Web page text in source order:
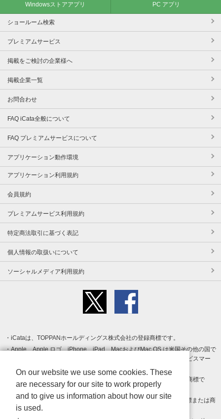
Windowsストアアプリ PC アプリ
ショールーム検索
プレミアムサービス
掲載をご検討の企業様へ
掲載企業一覧
お問合わせ
FAQ iCata全般について
FAQ プレミアムサービスについて
アプリケーション動作環境
アプリケーション利用規約
会員規約
プレミアムサービス利用規約
特定商法取引に基づく表記
個人情報の取扱いについて
ソーシャルメディア利用規約
iCataは、TOPPANホールディングス株式会社の登録商標です。
Apple、Apple ロゴ、iPhone、iPad、MacおよびMac OS は米国その他の国で
登録された Apple Inc. の商標です。App Store は Apple Inc. のサービスマー
クです。
Android、Google Play および Google Play ロゴ は Google LLC の商標で
す。
Windows は Microsoft Inc.の米国およびその他の国における登録商標または商
標です。
On our website we use some cookies. These
are necessary for our site to work properly
and to give us information about how our site
is used.